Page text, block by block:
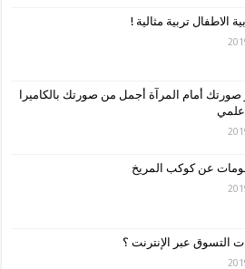
صورتك أمام المرآة أجمل من صورتك بالكاميرا